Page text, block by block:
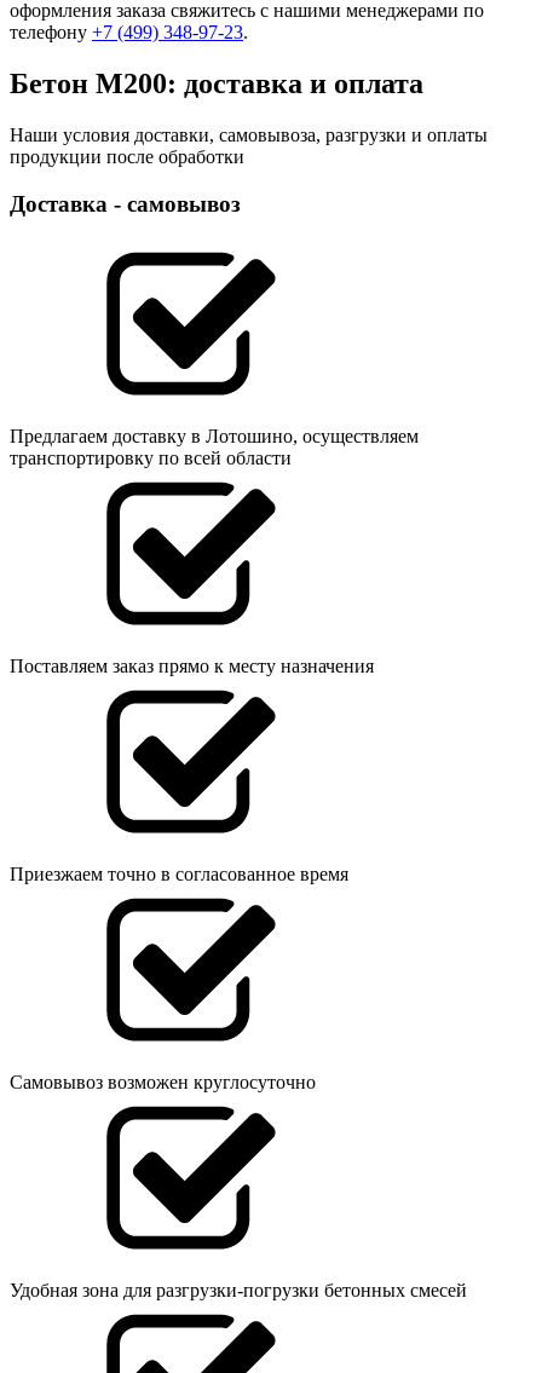
оформления заказа свяжитесь с нашими менеджерами по
телефону +7 (499) 348-97-23.
Бетон М200: доставка и оплата
Наши условия доставки, самовывоза, разгрузки и оплаты
продукции после обработки
Доставка - самовывоз
Предлагаем доставку в Лотошино, осуществляем
транспортировку по всей области
Поставляем заказ прямо к месту назначения
Приезжаем точно в согласованное время
Самовывоз возможен круглосуточно
Удобная зона для разгрузки-погрузки бетонных смесей